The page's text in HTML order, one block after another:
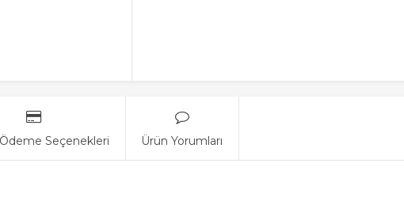
Seçenekleri Ürün Yorumları